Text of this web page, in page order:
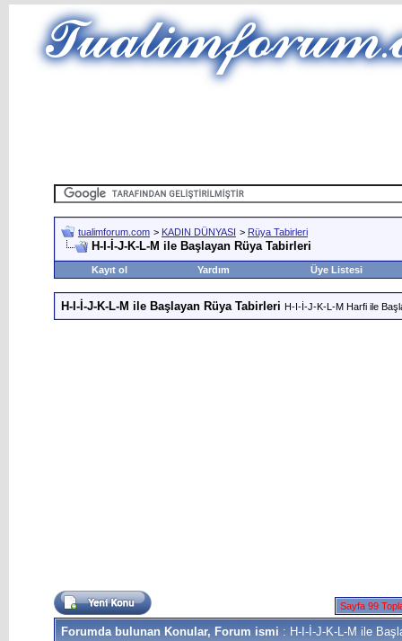
tualimforum.com > KADIN DÜNYASI > Rüya Tabirleri
H-I-İ-J-K-L-M ile Başlayan Rüya Tabirleri
Kayıt ol Yardım Üye Listesi
H-I-İ-J-K-L-M ile Başlayan Rüya Tabirleri H-I-İ-J-K-L-M Harfi ile
Sayfa 99
Forumda bulunan Konular, Forum ismi : H-I-İ-J-K-L-M ile